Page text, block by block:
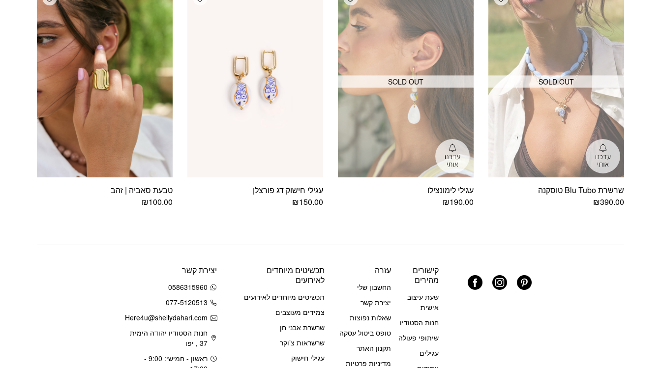
SOLD OUT
שרשרת Blu Tubo טוסקנה
₪390.00
SOLD OUT
עגילי לימונצילו
₪190.00
עגילי חישוק דג פורצלן
₪150.00
טבעת סאביה | זהב
₪100.00
קישורים
מהירים
שעת עיצוב
אישית
חנות הסטודיו
שיתופי פעולה
עגילים
עזרה
החשבון שלי
יצירת קשר
שאלות נפוצות
טופס ביטול עסקה
תקנון האתר
מדיניות פרטיות
תכשיטים מיוחדים
לאירועים
תכשיטים מיוחדים לאירועים
צמידים מעוצבים
שרשרת אבני חן
שרשראות צ’וקר
עגילי חישוק
יצירת קשר
0586315960
077-5120513
Here4u@shellydahari.com
חנות הסטודיו יהודה הימית
37 , יפו
ראשון - חמישי: 9:00 -